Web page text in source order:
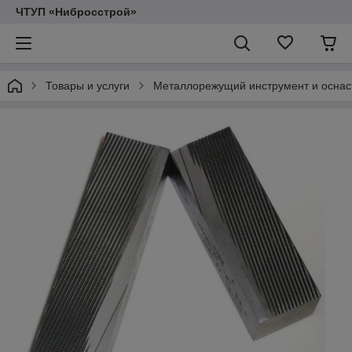
ЧТУП «Нибросстрой»
Товары и услуги Металлорежущий инструмент и